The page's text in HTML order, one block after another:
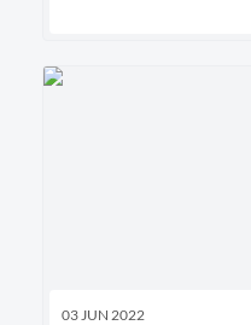
03 JUN 2022